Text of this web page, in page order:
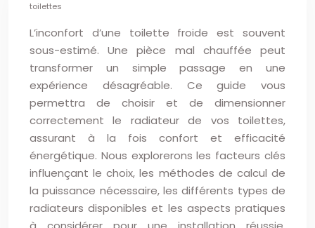
toilettes
L’inconfort d’une toilette froide est souvent
sous-estimé. Une pièce mal chauffée peut
transformer un simple passage en une
expérience désagréable. Ce guide vous
permettra de choisir et de dimensionner
correctement le radiateur de vos toilettes,
assurant à la fois confort et efficacité
énergétique. Nous explorerons les facteurs clés
influençant le choix, les méthodes de calcul de
la puissance nécessaire, les différents types de
radiateurs disponibles et les aspects pratiques